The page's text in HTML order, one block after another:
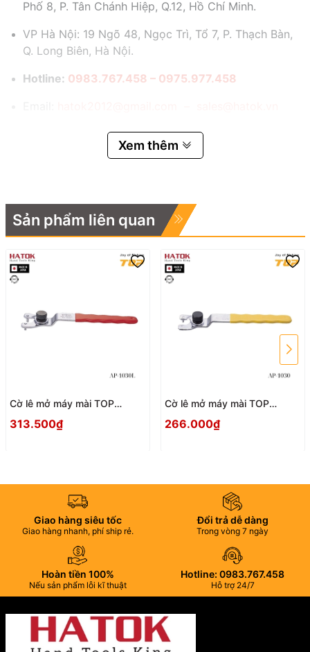
Phố 8, P. Tân Chánh Hiệp, Q.12, Hồ Chí Minh.
VP Hà Nội: 19 Ngõ 48, Ngọc Trì, Tổ 7, P. Thạch Bàn,
Q. Long Biên, Hà Nội.
Hotline: 0983.767.458 – 0975.977.458
Xem thêm
Sản phẩm liên quan
Cờ lê mở máy mài TOP
313.500₫
Cờ lê mở máy mài TOP
266.000₫
Giao hàng siêu tốc
Giao hàng nhanh, phí ship rẻ.
Đổi trả dễ dàng
Trong vòng 7 ngày
Hoàn tiền 100%
Nếu sản phẩm lỗi kĩ thuật
Hotline: 0983.767.458
Hỗ trợ 24/7